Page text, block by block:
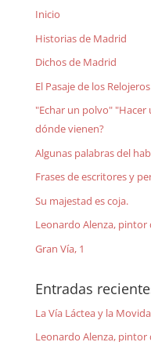
Inicio
Historias de Madrid
Dichos de Madrid
El Pasaje de los Relojeros
"Echar un polvo" "Hacer
dónde vienen?
Algunas palabras del
Frases de escritores y
Su majestad es coja.
Leonardo Alenza, pintor
Gran Vía, 1
Entradas
La Vía Láctea y la Movida
Leonardo Alenza, pintor